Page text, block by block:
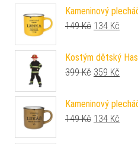
Kameninový
149Kč Původní
134 Kč
Kostým dětský
399Kč Původní
359 Kč
Kameninový
149Kč Původní
134 Kč